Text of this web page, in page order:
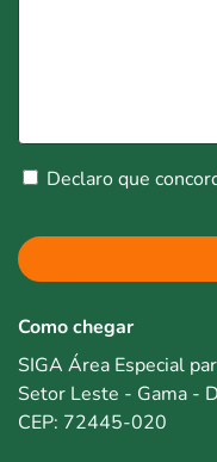
Declaro que
Como chegar
SIGA Área Especial
Setor Leste - Gama -
CEP: 72445-020